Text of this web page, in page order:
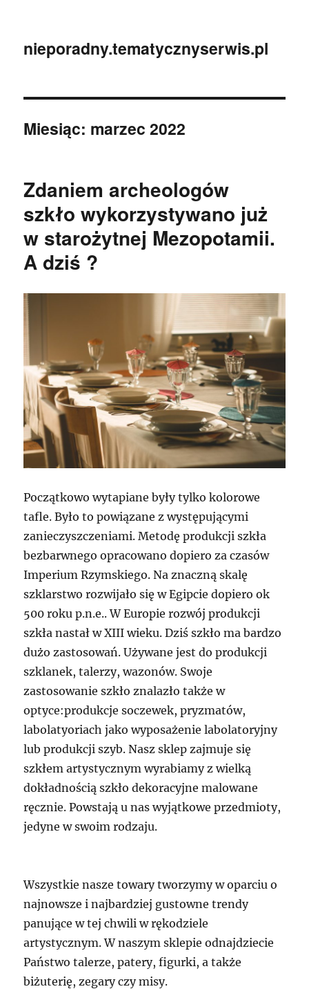
nieporadny.tematycznyserwis.pl
Miesiąc: marzec 2022
Zdaniem archeologów
szkło wykorzystywano już
w starożytnej Mezopotamii.
A dziś ?
Początkowo wytapiane były tylko kolorowe
tafle. Było to powiązane z występującymi
zanieczyszczeniami. Metodę produkcji szkła
bezbarwnego opracowano dopiero za czasów
Imperium Rzymskiego. Na znaczną skalę
szklarstwo rozwijało się w Egipcie dopiero ok
500 roku p.n.e.. W Europie rozwój produkcji
szkła nastał w XIII wieku. Dziś szkło ma bardzo
dużo zastosowań. Używane jest do produkcji
szklanek, talerzy, wazonów. Swoje
zastosowanie szkło znalazło także w
optyce:produkcje soczewek, pryzmatów,
labolatyoriach jako wyposażenie labolatoryjny
lub produkcji szyb. Nasz sklep zajmuje się
szkłem artystycznym wyrabiamy z wielką
dokładnością szkło dekoracyjne malowane
ręcznie. Powstają u nas wyjątkowe przedmioty,
jedyne w swoim rodzaju.
Wszystkie nasze towary tworzymy w oparciu o
najnowsze i najbardziej gustowne trendy
panujące w tej chwili w rękodziele
artystycznym. W naszym sklepie odnajdziecie
Państwo talerze, patery, figurki, a także
biżuterię, zegary czy misy.